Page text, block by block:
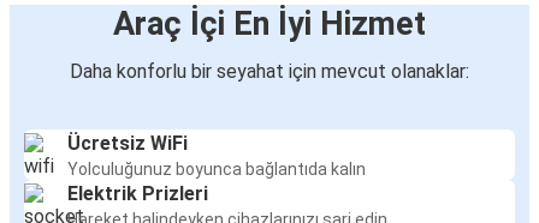
Araç İçi En İyi Hizmet
Daha konforlu bir seyahat için mevcut olanaklar:
Ücretsiz WiFi
Yolculuğunuz boyunca bağlantıda kalın
Elektrik Prizleri